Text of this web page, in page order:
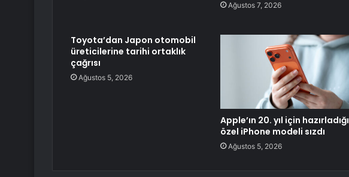
Ağustos 7, 2026
Toyota’dan Japon otomobil
üreticilerine tarihi ortaklık
çağrısı
Ağustos 5, 2026
Apple’ın 20. yıl için hazırladığı
özel iPhone modeli sızdı
Ağustos 5, 2026